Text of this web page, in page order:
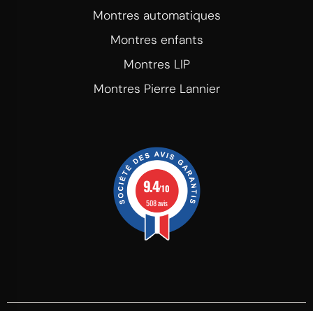
Montres automatiques
Montres enfants
Montres LIP
Montres Pierre Lannier
9.4/10
508 avis